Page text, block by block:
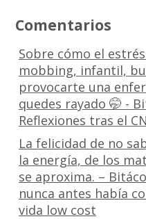
Comentarios
Sobre cómo el
mobbing, infantil,
provocarte una
quedes rayado 🤭 -
Reflexiones tras el
La felicidad de no
la energía, de los
se aproxima. –
nunca antes había
vida low cost